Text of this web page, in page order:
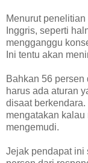
Menurut
Inggris, seperti
mengganggu
Ini tentu akan
Bahkan 56
harus ada aturan
disaat
mengatakan
mengemudi.
Jejak pendapat ini